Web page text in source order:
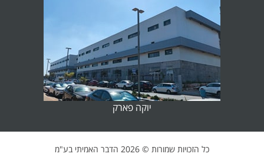
יוקה פארק
כל הזכויות שמורות © 2026 הדבר האמיתי בע"מ